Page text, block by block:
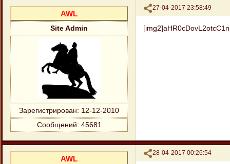
Поделиться
27-04-2017 23:58:49
AWL
Site Admin
Зарегистрирован: 12-12-2010
Сообщений: 45681
Поделиться
28-04-2017 00:26:54
AWL